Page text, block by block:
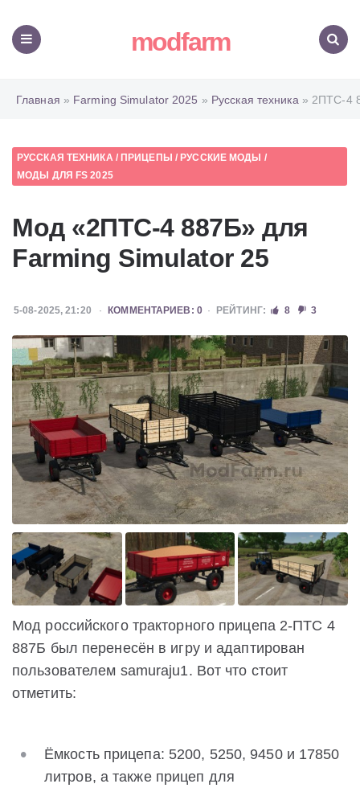
modfarm
Главная » Farming Simulator 2025 » Русская техника » 2ПТС-4
РУССКАЯ ТЕХНИКА/ ПРИЦЕПЫ / РУССКИЕ МОДЫ /
МОДЫ ДЛЯ FS 2025
Мод «2ПТС-4 887Б» для
Farming Simulator 25
5-08-2025, 21:20 КОММЕНТАРИЕВ: 0 РЕЙТИНГ: 8 3
Мод российского тракторного прицепа 2-ПТС 4
887Б был перенесён в игру и адаптирован
пользователем samuraju1. Вот что стоит
отметить:
Ёмкость прицепа: 5200, 5250, 9450 и 17850
литров, а также прицеп для